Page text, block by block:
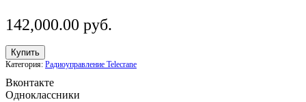
142,000.00 руб.
Купить
Категория: Радиоуправление Telecrane
Вконтакте
Одноклассники